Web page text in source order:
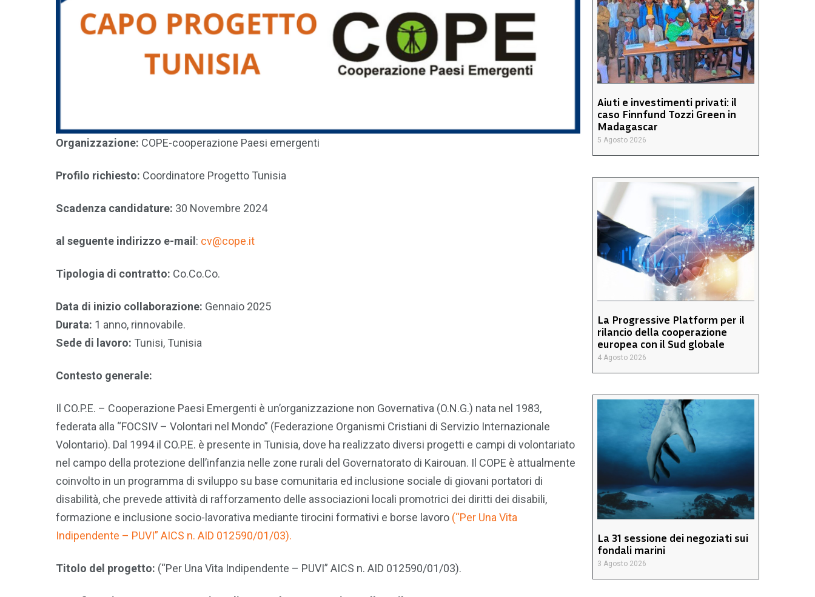
Organizzazione: COPE-cooperazione Paesi emergenti
Profilo richiesto: Coordinatore Progetto Tunisia
Scadenza candidature: 30 Novembre 2024
al seguente indirizzo e-mail: cv@cope.it
Tipologia di contratto: Co.Co.Co.
Data di inizio collaborazione: Gennaio 2025
Durata: 1 anno, rinnovabile.
Sede di lavoro: Tunisi, Tunisia
Contesto generale:
Il CO.P.E. – Cooperazione Paesi Emergenti è un’organizzazione non Governativa (O.N.G.) nata nel 1983,
federata alla “FOCSIV – Volontari nel Mondo” (Federazione Organismi Cristiani di Servizio Internazionale
Volontario). Dal 1994 il CO.P.E. è presente in Tunisia, dove ha realizzato diversi progetti e campi di volontariato
nel campo della protezione dell’infanzia nelle zone rurali del Governatorato di Kairouan. Il COPE è attualmente
coinvolto in un programma di sviluppo su base comunitaria ed inclusione sociale di giovani portatori di
disabilità, che prevede attività di rafforzamento delle associazioni locali promotrici dei diritti dei disabili,
formazione e inclusione socio-lavorativa mediante tirocini formativi e borse lavoro (“Per Una Vita
Indipendente – PUVI” AICS n. AID 012590/01/03).
Titolo del progetto: (“Per Una Vita Indipendente – PUVI” AICS n. AID 012590/01/03).
Aiuti e investimenti privati: il
caso Finnfund Tozzi Green in
Madagascar
5 Agosto 2026
La Progressive Platform per il
rilancio della cooperazione
europea con il Sud globale
4 Agosto 2026
La 31 sessione dei negoziati sui
fondali marini
3 Agosto 2026